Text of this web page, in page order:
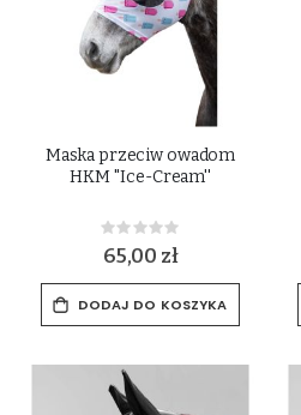
Maska przeciw owadom
HKM ''Ice-Cream''
Rating:
0%
65,00 zł
DODAJ DO KOSZYKA